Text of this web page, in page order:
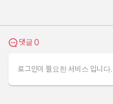
댓글 보기
댓글 0
로그인이 필요한 서비스 입니다.